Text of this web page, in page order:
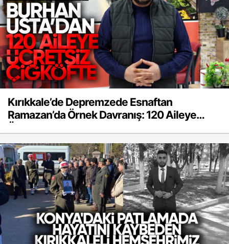
Kırıkkale’de Depremzede Esnaftan
Ramazan’da Örnek Davranış: 120 Aileye